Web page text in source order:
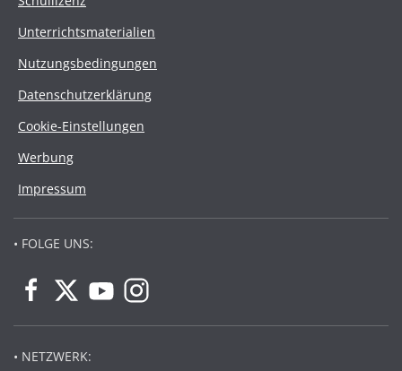
Unterrichtsmaterialien
Nutzungsbedingungen
Datenschutzerklärung
Cookie-Einstellungen
Werbung
Impressum
• FOLGE UNS:
• NETZWERK: